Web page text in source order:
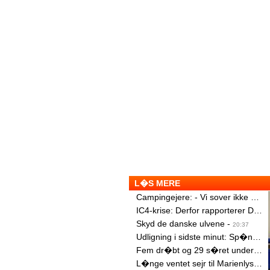
L�S MERE
Skyd de danske ulvene - 20:37